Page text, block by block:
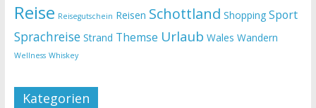
Reise Reisegutschein Reisen Schottland Shopping Sport
Sprachreise Strand Themse Urlaub Wales Wandern
Wellness Whiskey
Kategorien